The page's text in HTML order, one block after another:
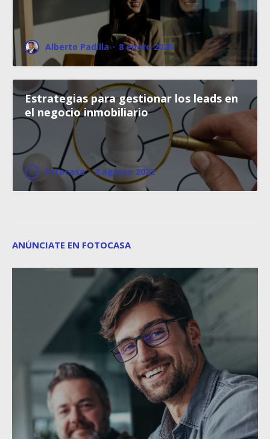
Alberto Padilla · 8 enero 2026
Estrategias para gestionar los leads en
el negocio inmobiliario
Fotocasa · 2 agosto 2022
ANÚNCIATE EN FOTOCASA